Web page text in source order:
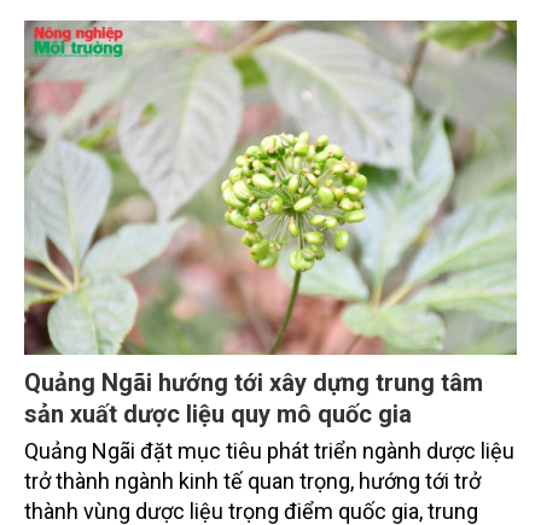
Quảng Ngãi hướng tới xây dựng trung tâm
sản xuất dược liệu quy mô quốc gia
Quảng Ngãi đặt mục tiêu phát triển ngành dược liệu
trở thành ngành kinh tế quan trọng, hướng tới trở
thành vùng dược liệu trọng điểm quốc gia, trung